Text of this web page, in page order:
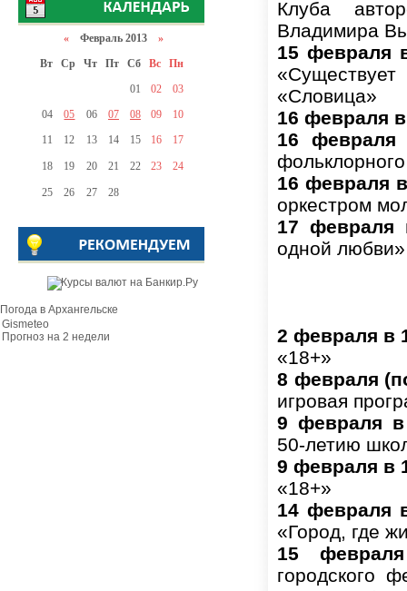
Клуба
Владимира
15 февраля
«Словица»
16 февраля
16
16 февраля
оркестром
17
одной любви»
2 февраля в
«18+»
8 февраля
игровая
9 февраля в
50-летию
9 февраля в
«18+»
14 февраля
«Город, где
15 февраля
городского
« Февраль 2013 »
Вт
Ср Чт Пт Сб Вс
Пн
01
02
03
04
05 06 07 08 09
10
11
12 13 14 15 16 17
18 19 20 21 22 23 24
25 26 27 28
Погода в Архангельске
Gismeteo
Прогноз на 2 недели